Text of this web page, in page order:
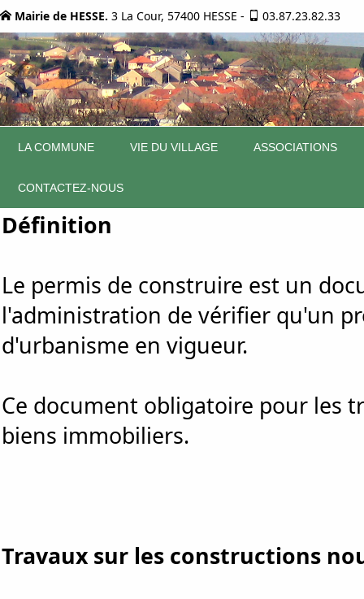
Mairie de HESSE. 3 La Cour, 57400 HESSE - 03.87.23.82.33
LA COMMUNE VIE DU VILLAGE ASSOCIATIONS
CONTACTEZ-NOUS
Définition
Le permis de construire est un
l'administration de vérifier qu'un
d'urbanisme en vigueur.
Ce document obligatoire pour les
biens immobiliers.
Travaux sur les constructions